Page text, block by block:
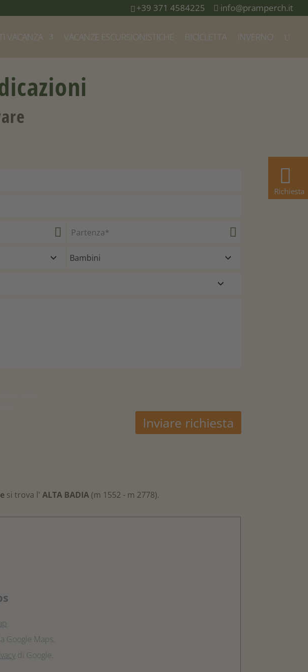
Richiesta
+39 371 4584225 info@pramperch.it
VACANZA VACANZE ESCURSIONISTICHE BICICLETTA INVERNO
si trova l'ALTA BADIA (m 1552 - m 2778).
Google Maps.
di Google.